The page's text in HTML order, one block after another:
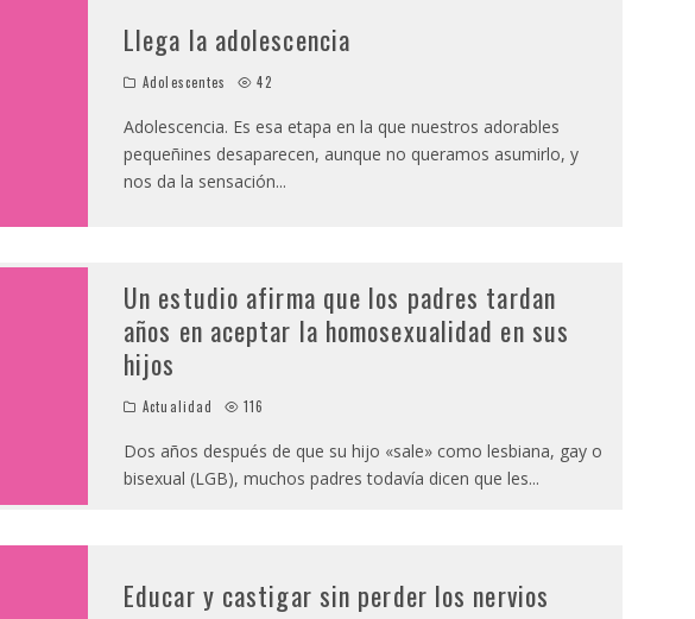
Llega la adolescencia
Adolescentes 42
Adolescencia. Es esa etapa en la que nuestros adorables
pequeñines desaparecen, aunque no queramos asumirlo, y
nos da la sensación...
Un estudio afirma que los padres tardan
años en aceptar la homosexualidad en sus
hijos
Actualidad 116
Dos años después de que su hijo «sale» como lesbiana, gay o
bisexual (LGB), muchos padres todavía dicen que les...
Educar y castigar sin perder los nervios